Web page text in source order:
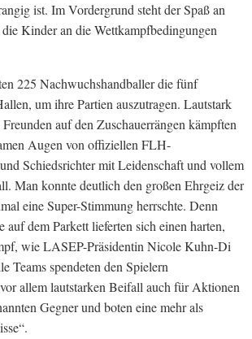
ist. Im Vordergrund steht der Spaß an
Kinder an die Wettkampfbedingungen
225 Nachwuchshandballer die fünf
um ihre Partien auszutragen. Lautstark
auf den Zuschauerrängen kämpften
Augen von offiziellen FLH-
Schiedsrichter mit Leidenschaft und vollem
Man konnte deutlich den großen Ehrgeiz der
eine Super-Stimmung herrschte. Denn
dem Parkett lieferten sich einen harten,
wie LASEP-Präsidentin Nicole Kuhn-Di
Teams spendeten den Spielern
allem lautstarken Beifall auch für Aktionen
Gegner und boten eine mehr als